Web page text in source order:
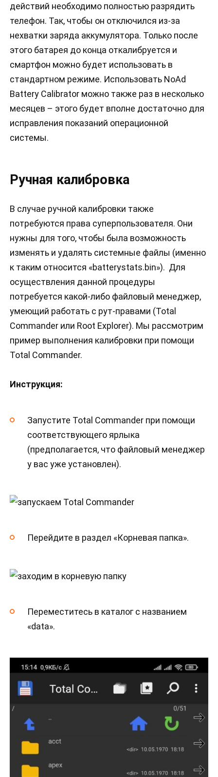
действий необходимо полностью разрядить
телефон. Так, чтобы он отключился из-за
нехватки заряда аккумулятора. Только после
этого батарея до конца откалибруется и
смартфон можно будет использовать в
стандартном режиме. Использовать NoAd
Battery Calibrator можно также раз в несколько
месяцев – этого будет вполне достаточно для
исправления показаний операционной
системы.
Ручная калибровка
В случае ручной калибровки также
потребуются права суперпользователя. Они
нужны для того, чтобы была возможность
изменять и удалять системные файлы (именно
к таким относится «batterystats.bin»). Для
осуществления данной процедуры
потребуется какой-либо файловый менеджер,
умеющий работать с рут-правами (Total
Commander или Root Explorer). Мы рассмотрим
пример выполнения калибровки при помощи
Total Commander.
Инструкция:
Запустите Total Commander при помощи
соответствующего ярлыка
(предполагается, что файловый менеджер
у вас уже установлен).
Перейдите в раздел «Корневая папка».
Переместитесь в каталог с названием
«data».